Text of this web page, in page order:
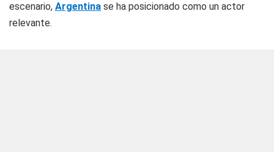
escenario, Argentina se ha posicionado como un actor
relevante.